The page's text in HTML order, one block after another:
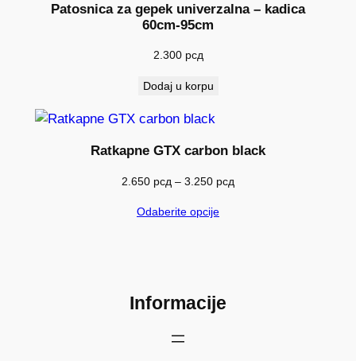
Patosnica za gepek univerzalna – kadica
60cm-95cm
2.300 рсд
Dodaj u korpu
Ratkapne GTX carbon black
2.650 рсд – 3.250 рсд
Odaberite opcije
Informacije